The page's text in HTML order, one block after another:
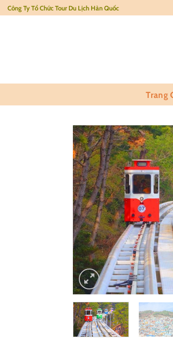
SkipCông Ty Tổ Chức Tour Du Lịch Hàn Quốc
Trang